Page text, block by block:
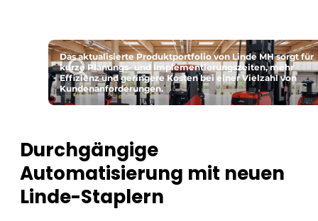
Das aktualisierte Produktportfolio von Linde MH sorgt für
kurze Planungs- und Implementierungszeiten, mehr
Effizienz und geringere Kosten bei einer Vielzahl von
Kundenanforderungen.
Durchgängige
Automatisierung mit neuen
Linde-Staplern